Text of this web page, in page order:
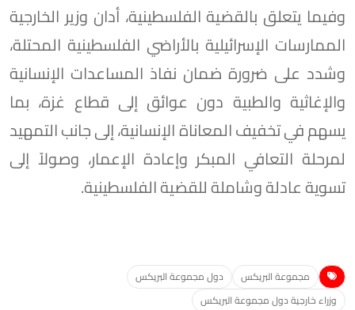
وفيما يتعلق بالقضية الفلسطينية، أدان وزير الخارجية
الممارسات الإسرائيلية بالأراضي الفلسطينية المحتلة،
وشدد على ضرورة ضمان نفاذ المساعدات الإنسانية
والإغاثية والطبية دون عوائق إلى قطاع غزة، بما
يسهم في تخفيف المعاناة الإنسانية، إلى جانب التمهيد
لمرحلة التعافي المبكر وإعادة الإعمار، وصولاً إلى
تسوية عادلة وشاملة للقضية الفلسطينية.
مجموعة البريكس
دول مجموعة البريكس
وزراء خارجية دول مجموعة البريكس